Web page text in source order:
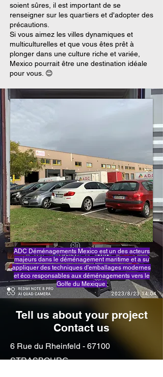
soient sûres, il est important de se
renseigner sur les quartiers et d'adopter des
précautions.
Si vous aimez les villes dynamiques et
multiculturelles et que vous êtes prêt à
plonger dans une culture riche et variée,
Mexico pourrait être une destination idéale
pour vous. 😊
ADC Déménagements Mexico est un des acteurs
majeurs dans le déménagement maritime et a su
appliquer des techniques d'emballages modernes
et éco responsables aux déménagements vers le
Golfe du Mexique.
Tell us about your project
Contact us
6 Rue du Rheinfeld - 67100
STRASBOURG